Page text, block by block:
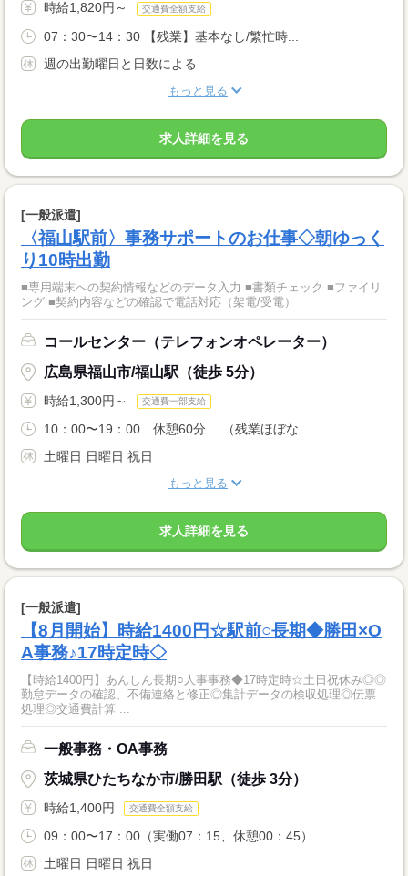
時給1,820円～ 交通費全額支給
07：30〜14：30 【残業】基本なし/繁忙時...
週の出勤曜日と日数による
もっと見る
求人詳細を見る
[一般派遣]
〈福山駅前〉事務サポートのお仕事◇朝ゆっく
り10時出勤
■専用端末への契約情報などのデータ入力 ■書類チェック ■ファイリ
ング ■契約内容などの確認で電話対応（架電/受電）
コールセンター（テレフォンオペレーター）
広島県福山市/福山駅（徒歩 5分）
時給1,300円～ 交通費一部支給
10：00〜19：00 休憩60分 （残業ほぼな...
土曜日 日曜日 祝日
もっと見る
求人詳細を見る
[一般派遣]
【8月開始】時給1400円☆駅前○長期◆勝田×O
A事務♪17時定時◇
【時給1400円】あんしん長期○人事事務◆17時定時☆土日祝休み◎◎
勤怠データの確認、不備連絡と修正◎集計データの検収処理◎伝票
処理◎交通費計算 ...
一般事務・OA事務
茨城県ひたちなか市/勝田駅（徒歩 3分）
時給1,400円 交通費全額支給
09：00〜17：00（実働07：15、休憩00：45）...
土曜日 日曜日 祝日